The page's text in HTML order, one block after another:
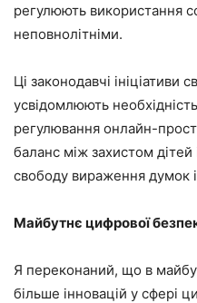
регулюють використання
неповнолітніми.
Ці законодавчі ініціативи
усвідомлюють
регулювання онлайн-
баланс між захистом
свободу вираження думок
Майбутнє цифрової
Я переконаний, що в
більше інновацій у сфері